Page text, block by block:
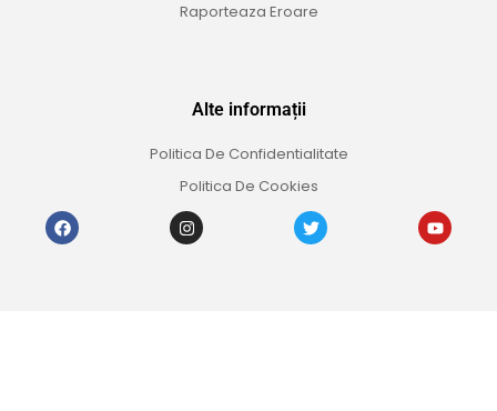
Raporteaza Eroare
Alte informații
Politica De Confidentialitate
Politica De Cookies